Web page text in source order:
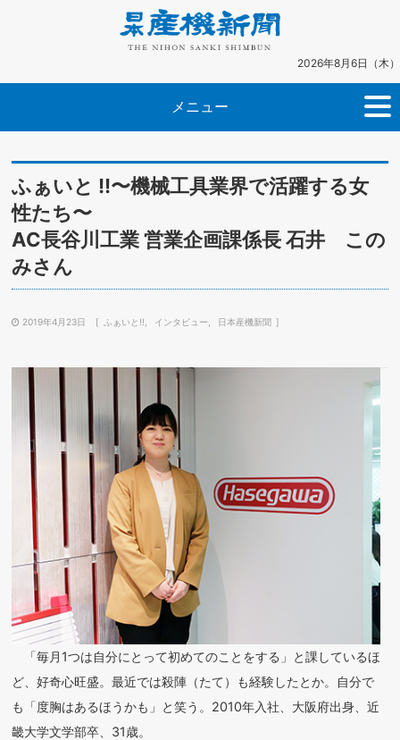
2026年8月6日（木）
メニュー
ふぁいと !!〜機械工具業界で活躍する女
性たち〜
AC長谷川工業 営業企画課係長 石井 この
みさん
2019年4月23日 ふぁいと!! インタビュー 日本産機新聞
「毎月1つは自分にとって初めてのことをする」と課しているほ
ど、好奇心旺盛。最近では殺陣（たて）も経験したとか。自分で
も「度胸はあるほうかも」と笑う。2010年入社、大阪府出身、近
畿大学文学部卒、31歳。